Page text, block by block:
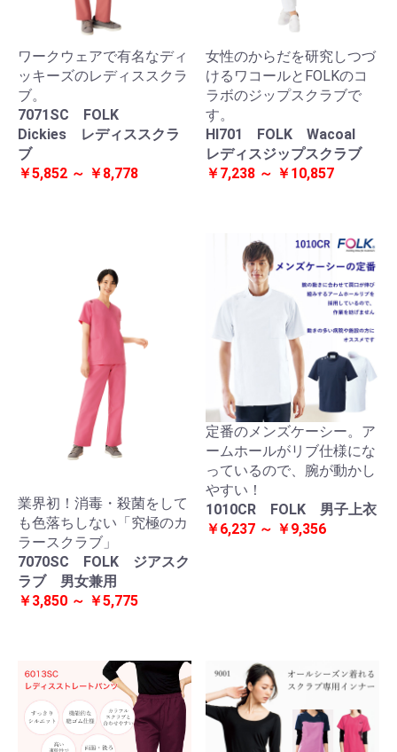
ワークウェアで有名なディ
ッキーズのレディススクラ
ブ。
7071SC FOLK
Dickies レディススクラ
ブ
￥5,852 ～ ￥8,778
女性のからだを研究しつづ
けるワコールとFOLKのコ
ラボのジップスクラブで
す。
HI701 FOLK Wacoal
レディスジップスクラブ
￥7,238 ～ ￥10,857
業界初！消毒・殺菌をして
も色落ちしない「究極のカ
ラースクラブ」
7070SC FOLK ジアスク
ラブ 男女兼用
￥3,850 ～ ￥5,775
定番のメンズケーシー。ア
ームホールがリブ仕様にな
っているので、腕が動かし
やすい！
1010CR FOLK 男子上衣
￥6,237 ～ ￥9,356